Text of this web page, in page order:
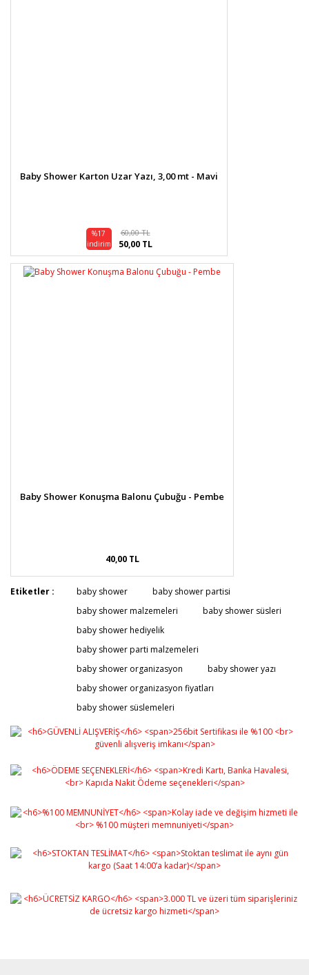
Baby Shower Karton Uzar Yazı, 3,00 mt - Mavi
%17
indirim
60,00 TL
50,00 TL
Baby Shower Konuşma Balonu Çubuğu - Pembe
40,00 TL
Etiketler : baby shower
baby shower partisi
baby shower malzemeleri
baby shower süsleri
baby shower hediyelik
baby shower parti malzemeleri
baby shower organizasyon
baby shower yazı
baby shower organizasyon fiyatları
baby shower süslemeleri